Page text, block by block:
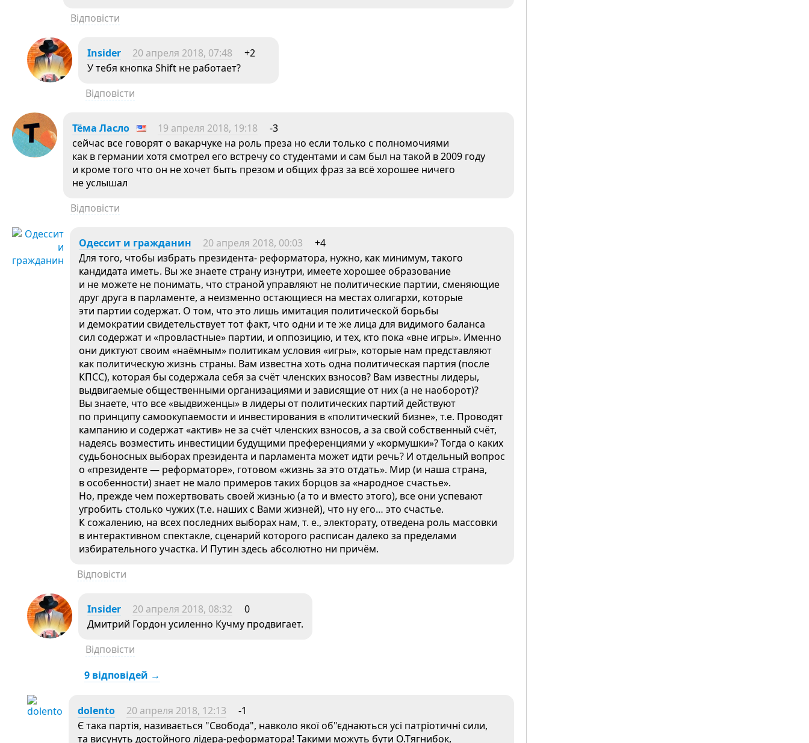
Відповісти
Insider 20 апреля 2018, 07:48
+2
У тебя кнопка Shift не работает?
Відповісти
Тёма Ласло 19 апреля 2018, 19:18
-3
сейчас все говорят о вакарчуке на роль преза но если только с полномочиями
как в германии хотя смотрел его встречу со студентами и сам был на такой в 2009 году
и кроме того что он не хочет быть презом и общих фраз за всё хорошее ничего
не услышал
Відповісти
Одессит и гражданин 20 апреля 2018, 00:03
+4
Для того, чтобы избрать президента- реформатора, нужно, как минимум, такого
кандидата иметь. Вы же знаете страну изнутри, имеете хорошее образование
и не можете не понимать, что страной управляют не политические партии, сменяющие
друг друга в парламенте, а неизменно остающиеся на местах олигархи, которые
эти партии содержат. О том, что это лишь имитация политической борьбы
и демократии свидетельствует тот факт, что одни и те же лица для видимого баланса
сил содержат и «провластные» партии, и оппозицию, и тех, кто пока «вне игры». Именно
они диктуют своим «наёмным» политикам условия «игры», которые нам представляют
как политическую жизнь страны. Вам известна хоть одна политическая партия (после
КПСС), которая бы содержала себя за счёт членских взносов? Вам известны лидеры,
выдвигаемые общественными организациями и зависящие от них (а не наоборот)?
Вы знаете, что все «выдвиженцы» в лидеры от политических партий действуют
по принципу самоокупаемости и инвестирования в «политический бизне», т.е. Проводят
кампанию и содержат «актив» не за счёт членских взносов, а за свой собственный счёт,
надеясь возместить инвестиции будущими преференциями у «кормушки»? Тогда о каких
судьбоносных выборах президента и парламента может идти речь? И отдельный вопрос
о «президенте — реформаторе», готовом «жизнь за это отдать». Мир (и наша страна,
в особенности) знает не мало примеров таких борцов за «народное счастье».
Но, прежде чем пожертвовать своей жизнью (а то и вместо этого), все они успевают
угробить столько чужих (т.е. наших с Вами жизней), что ну его… это счастье.
К сожалению, на всех последних выборах нам, т. е., электорату, отведена роль массовки
в интерактивном спектакле, сценарий которого расписан далеко за пределами
избирательного участка. И Путин здесь абсолютно ни причём.
Відповісти
Insider 20 апреля 2018, 08:32
0
Дмитрий Гордон усиленно Кучму продвигает.
Відповісти
9 відповідей →
dolento 20 апреля 2018, 12:13
-1
Є така партія, називається "Свобода", навколо якої об"єднаються усі патріотичні сили,
та висунуть достойного лідера-реформатора! Такими можуть бути О.Тягнибок,